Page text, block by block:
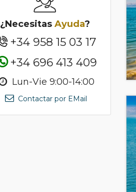
¿NecesitasAyuda?
+34 958 15 03 17
+34 696 413 409
Lun-Vie 9:00-14:00
Contactar por EMail